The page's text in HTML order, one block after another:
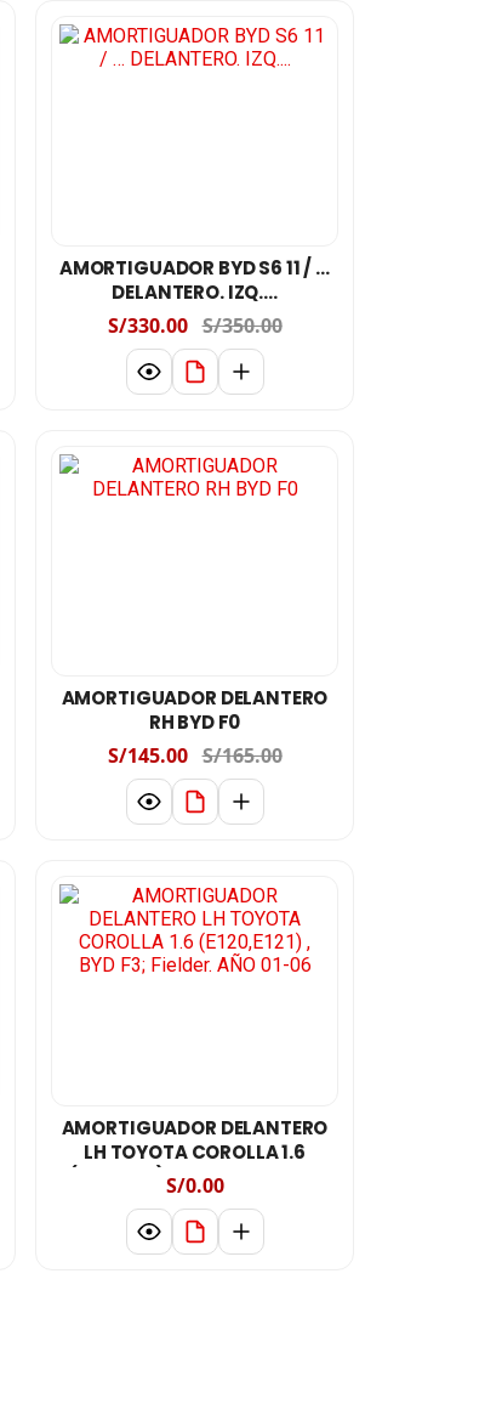
AMORTIGUADOR BYD S6 11 / …
DELANTERO. IZQ....
S/330.00 S/350.00
AMORTIGUADOR DELANTERO
RH BYD F0
S/145.00 S/165.00
AMORTIGUADOR DELANTERO
LH TOYOTA COROLLA 1.6
(E120,E121) , BYD F3; Fielder.
AÑO 01-06
S/0.00